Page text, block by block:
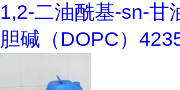
1,2-二油酰基-sn-甘
胆碱（DOPC）